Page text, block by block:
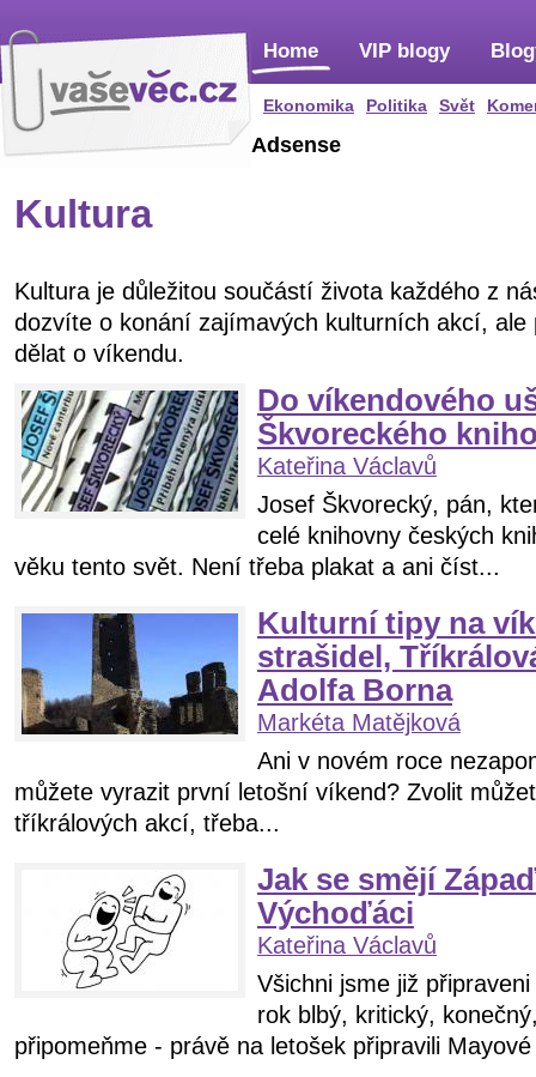
Home
Ekonomika Politika Svět
VIP blogy
Adsense
Kultura
Kultura je důležitou součástí života každého z
dozvíte o konání zajímavých kulturních akcí,
dělat o víkendu.
Do víkendového
Škvoreckého
Kateřina Václavů
Josef Škvorecký, pán,
celé knihovny českých
věku tento svět. Není třeba plakat a ani číst...
Kulturní tipy na
strašidel,
Adolfa Borna
Markéta Matějková
Ani v novém roce
můžete vyrazit první letošní víkend? Zvolit
tříkrálových akcí, třeba...
Jak se smějí
Výchoďáci
Kateřina Václavů
Všichni jsme již
rok blbý, kritický,
připomeňme - právě na letošek připravili